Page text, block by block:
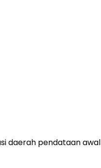
daerah pendataan awal